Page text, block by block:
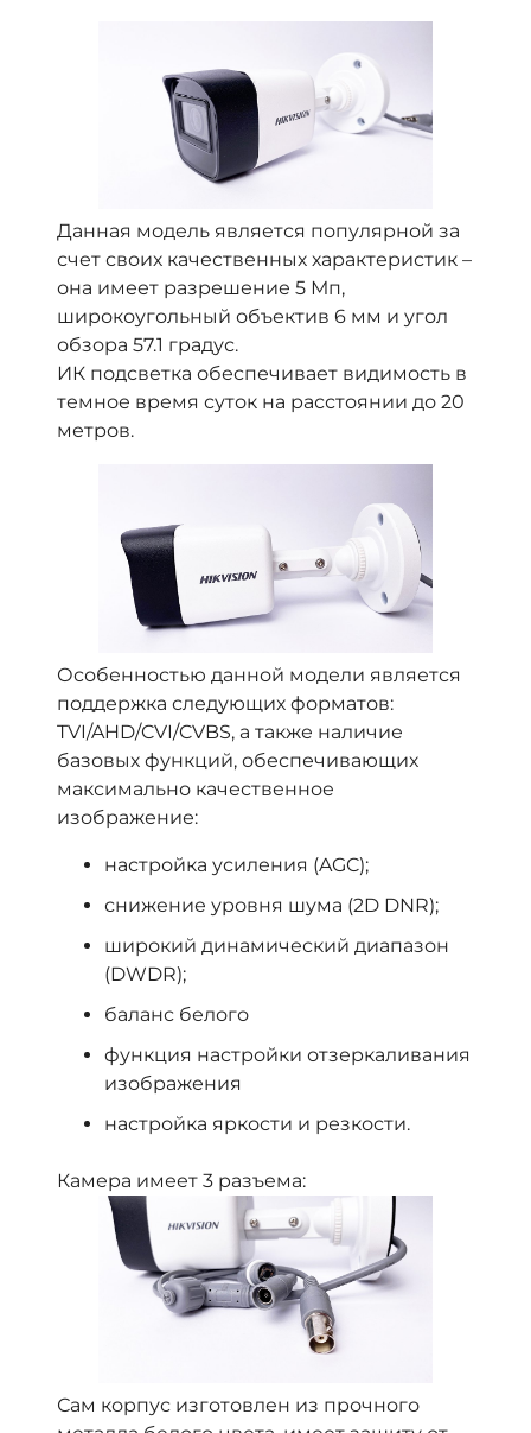
Данная модель является популярной за
счет своих качественных характеристик –
она имеет разрешение 5 Мп,
широкоугольный объектив 6 мм и угол
обзора 57.1 градус.
ИК подсветка обеспечивает видимость в
темное время суток на расстоянии до 20
метров.
Особенностью данной модели является
поддержка следующих форматов:
TVI/AHD/CVI/CVBS, а также наличие
базовых функций, обеспечивающих
максимально качественное
изображение:
настройка усиления (AGC);
снижение уровня шума (2D DNR);
широкий динамический диапазон
(DWDR);
баланс белого
функция настройки отзеркаливания
изображения
настройка яркости и резкости.
Камера имеет 3 разъема:
Сам корпус изготовлен из прочного